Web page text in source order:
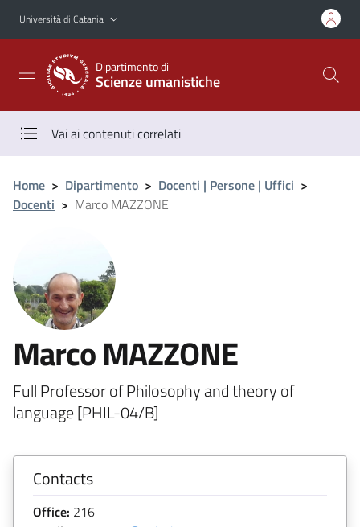
Vai al contenuto principale
Vai al menu di navigazione
Università di Catania
Dipartimento di
Scienze umanistiche
Vai ai contenuti correlati
Home > Dipartimento > Docenti | Persone | Uffici >
Docenti > Marco MAZZONE
Marco MAZZONE
Full Professor of Philosophy and theory of
language [PHIL-04/B]
Contacts
Office: 216